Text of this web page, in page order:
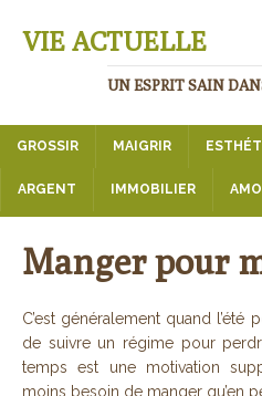
VIE ACTUELLE
UN ESPRIT SAIN
GROSSIR MAIGRIR
ARGENT IMMOBILIER
Manger pour
C’est généralement quand l’été
de suivre un régime pour
temps est une motivation
moins besoin de manger qu’en